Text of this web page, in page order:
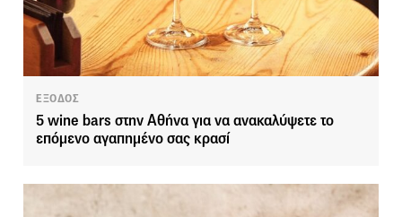
ΕΞΟΔΟΣ
5 wine bars στην Αθήνα για να ανακαλύψετε το
επόμενο αγαπημένο σας κρασί